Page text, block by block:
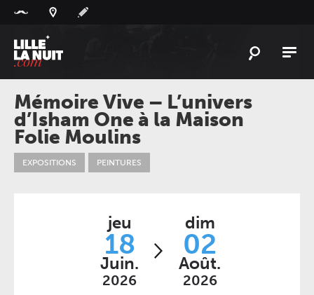
L'ACTU
L' AGENDA
LESLIEUX
LIVEREPORT
Mémoire Vive – L’univers
d’Isham One à la Maison
Folie Moulins
EXPOSITIONS PEINTURES
jeu
18
Juin.
2026
dim
02
Août.
2026
Panneau de gestion des cookies